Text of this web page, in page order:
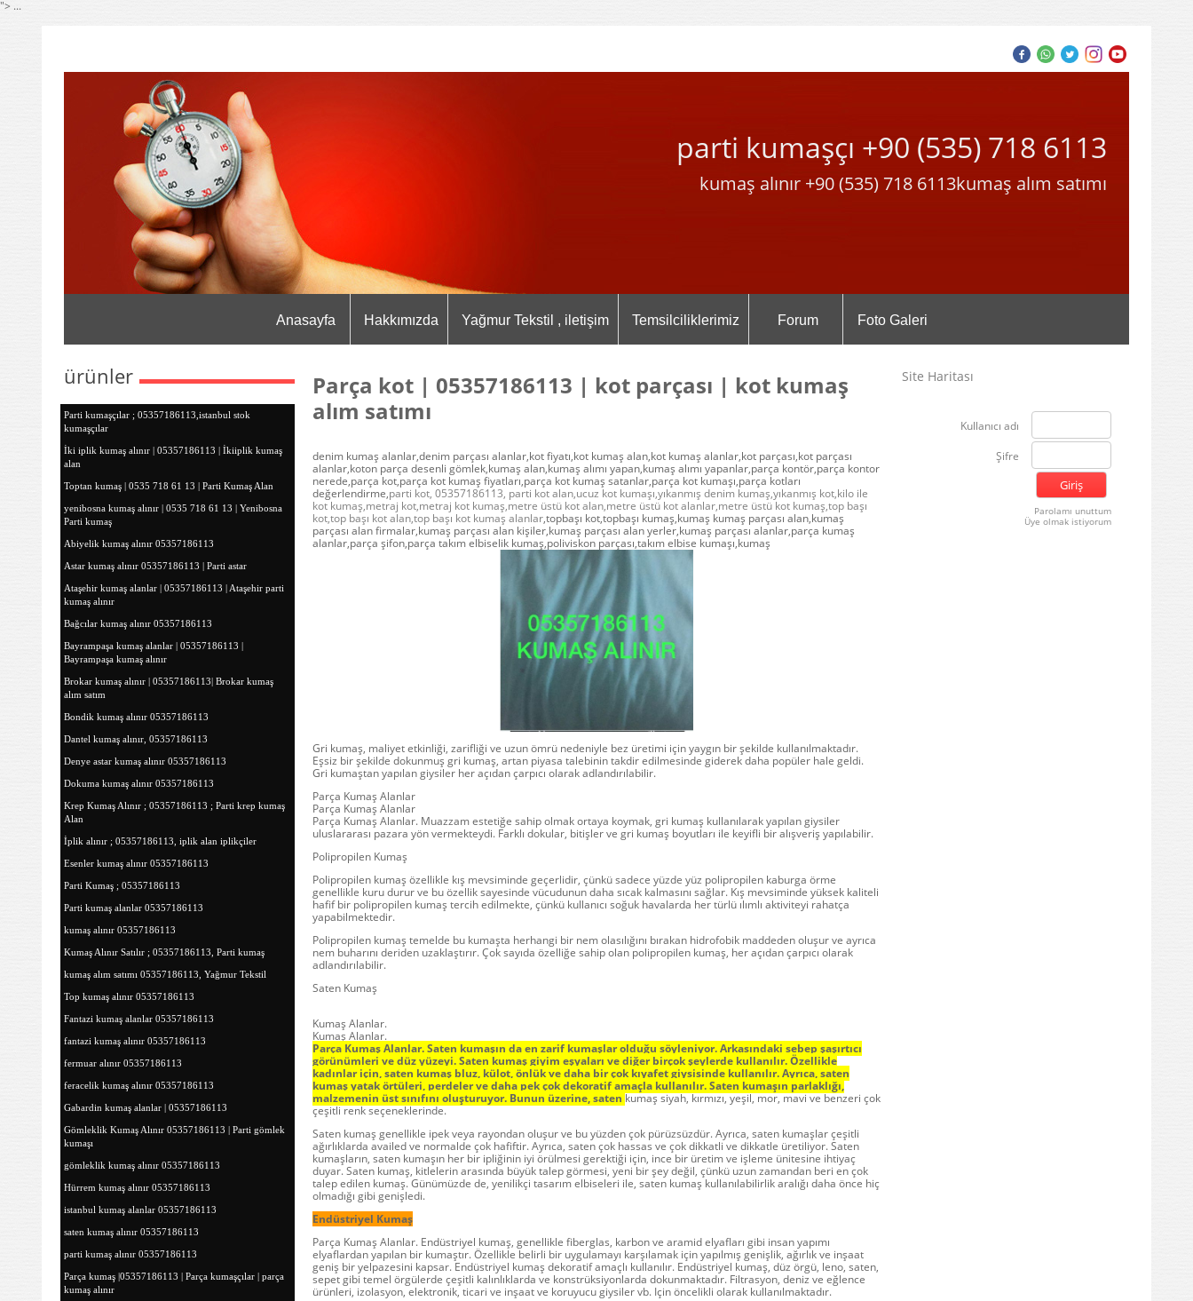
"> ...
parti kumaşçı +90 (535) 718 6113
kumaş alınır +90 (535) 718 6113kumaş alım satımı
Anasayfa Hakkımızda Yağmur Tekstil , iletişim Temsilciliklerimiz Forum Foto Galeri
ürünler
Parti kumaşçılar ; 05357186113,istanbul stok
kumaşçılar
İki iplik kumaş alınır | 05357186113 | İkiiplik kumaş
alan
Toptan kumaş | 0535 718 61 13 | Parti Kumaş Alan
yenibosna kumaş alınır | 0535 718 61 13 | Yenibosna
Parti kumaş
Abiyelik kumaş alınır 05357186113
Astar kumaş alınır 05357186113 | Parti astar
Ataşehir kumaş alanlar | 05357186113 | Ataşehir parti
kumaş alınır
Bağcılar kumaş alınır 05357186113
Bayrampaşa kumaş alanlar | 05357186113 |
Bayrampaşa kumaş alınır
Brokar kumaş alınır | 05357186113| Brokar kumaş
alım satım
Bondik kumaş alınır 05357186113
Dantel kumaş alınır, 05357186113
Denye astar kumaş alınır 05357186113
Dokuma kumaş alınır 05357186113
Krep Kumaş Alınır ; 05357186113 ; Parti krep kumaş
Alan
İplik alınır ; 05357186113, iplik alan iplikçiler
Esenler kumaş alınır 05357186113
Parti Kumaş ; 05357186113
Parti kumaş alanlar 05357186113
kumaş alınır 05357186113
Kumaş Alınır Satılır ; 05357186113, Parti kumaş
kumaş alım satımı 05357186113, Yağmur Tekstil
Top kumaş alınır 05357186113
Fantazi kumaş alanlar 05357186113
fantazi kumaş alınır 05357186113
fermuar alınır 05357186113
feracelik kumaş alınır 05357186113
Gabardin kumaş alanlar | 05357186113
Gömleklik Kumaş Alınır 05357186113 | Parti gömlek
kumaşı
gömleklik kumaş alınır 05357186113
Hürrem kumaş alınır 05357186113
istanbul kumaş alanlar 05357186113
saten kumaş alınır 05357186113
parti kumaş alınır 05357186113
Parça kumaş |05357186113 | Parça kumaşçılar | parça
kumaş alınır
Parça kot | 05357186113 | kot parçası | kot kumaş
alım satımı
denim kumaş alanlar,denim parçası alanlar,kot fiyatı,kot kumaş alan,kot kumaş alanlar,kot parçası,kot parçası
alanlar,koton parça desenli gömlek,kumaş alan,kumaş alımı yapan,kumaş alımı yapanlar,parça kontör,parça kontor
nerede,parça kot,parça kot kumaş fiyatları,parça kot kumaş satanlar,parça kot kumaşı,parça kotları
değerlendirme,parti kot, 05357186113, parti kot alan,ucuz kot kumaşı,yıkanmış denim kumaş,yıkanmış kot,kilo ile
kot kumaş,metraj kot,metraj kot kumaş,metre üstü kot alan,metre üstü kot alanlar,metre üstü kot kumaş,top başı
kot,top başı kot alan,top başı kot kumaş alanlar,topbaşı kot,topbaşı kumaş,kumaş kumaş parçası alan,kumaş
parçası alan firmalar,kumaş parçası alan kişiler,kumaş parçası alan yerler,kumaş parçası alanlar,parça kumaş
alanlar,parça şifon,parça takım elbiselik kumaş,poliviskon parçası,takım elbise kumaşı,kumaş
Gri kumaş, maliyet etkinliği, zarifliği ve uzun ömrü nedeniyle bez üretimi için yaygın bir şekilde kullanılmaktadır.
Eşsiz bir şekilde dokunmuş gri kumaş, artan piyasa talebinin takdir edilmesinde giderek daha popüler hale geldi.
Gri kumaştan yapılan giysiler her açıdan çarpıcı olarak adlandırılabilir.
Parça Kumaş Alanlar
Parça Kumaş Alanlar
Parça Kumaş Alanlar. Muazzam estetiğe sahip olmak ortaya koymak, gri kumaş kullanılarak yapılan giysiler
uluslararası pazara yön vermekteydi. Farklı dokular, bitişler ve gri kumaş boyutları ile keyifli bir alışveriş yapılabilir.
Polipropilen Kumaş
Polipropilen kumaş özellikle kış mevsiminde geçerlidir, çünkü sadece yüzde yüz polipropilen kaburga örme
genellikle kuru durur ve bu özellik sayesinde vücudunun daha sıcak kalmasını sağlar. Kış mevsiminde yüksek kaliteli
hafif bir polipropilen kumaş tercih edilmekte, çünkü kullanıcı soğuk havalarda her türlü ılımlı aktiviteyi rahatça
yapabilmektedir.
Polipropilen kumaş temelde bu kumaşta herhangi bir nem olasılığını bırakan hidrofobik maddeden oluşur ve ayrıca
nem buharını deriden uzaklaştırır. Çok sayıda özelliğe sahip olan polipropilen kumaş, her açıdan çarpıcı olarak
adlandırılabilir.
Saten Kumaş
Kumaş Alanlar.
Kumaş Alanlar.
Parça Kumaş Alanlar. Saten kumaşın da en zarif kumaşlar olduğu söyleniyor. Arkasındaki sebep şaşırtıcı
görünümleri ve düz yüzeyi. Saten kumaş giyim eşyaları ve diğer birçok şeylerde kullanılır. Özellikle
kadınlar için, saten kumaş bluz, külot, önlük ve daha bir çok kıyafet giysisinde kullanılır. Ayrıca, saten
kumaş yatak örtüleri, perdeler ve daha pek çok dekoratif amaçla kullanılır. Saten kumaşın parlaklığı,
malzemenin üst sınıfını oluşturuyor. Bunun üzerine, saten kumaş siyah, kırmızı, yeşil, mor, mavi ve benzeri çok
çeşitli renk seçeneklerinde.
Saten kumaş genellikle ipek veya rayondan oluşur ve bu yüzden çok pürüzsüzdür. Ayrıca, saten kumaşlar çeşitli
ağırlıklarda availed ve normalde çok hafiftir. Ayrıca, saten çok hassas ve çok dikkatli ve dikkatle üretiliyor. Saten
kumaşların, saten kumaşın her bir ipliğinin iyi örülmesi gerektiği için, ince bir üretim ve işleme ünitesine ihtiyaç
duyar. Saten kumaş, kitlelerin arasında büyük talep görmesi, yeni bir şey değil, çünkü uzun zamandan beri en çok
talep edilen kumaş. Günümüzde de, yenilikçi tasarım elbiseleri ile, saten kumaş kullanılabilirlik aralığı daha önce hiç
olmadığı gibi genişledi.
Endüstriyel Kumaş
Parça Kumaş Alanlar. Endüstriyel kumaş, genellikle fiberglas, karbon ve aramid elyafları gibi insan yapımı
elyaflardan yapılan bir kumaştır. Özellikle belirli bir uygulamayı karşılamak için yapılmış genişlik, ağırlık ve inşaat
geniş bir yelpazesini kapsar. Endüstriyel kumaş dekoratif amaçlı kullanılır. Endüstriyel kumaş, düz örgü, leno, saten,
sepet gibi temel örgülerde çeşitli kalınlıklarda ve konstrüksiyonlarda dokunmaktadır. Filtrasyon, deniz ve eğlence
ürünleri, izolasyon, elektronik, ticari ve inşaat ve koruyucu giysiler vb. Için öncelikli olarak kullanılmaktadır.
Site Haritası
Kullanıcı adı
Şifre
Parolamı unuttum
Üye olmak istiyorum